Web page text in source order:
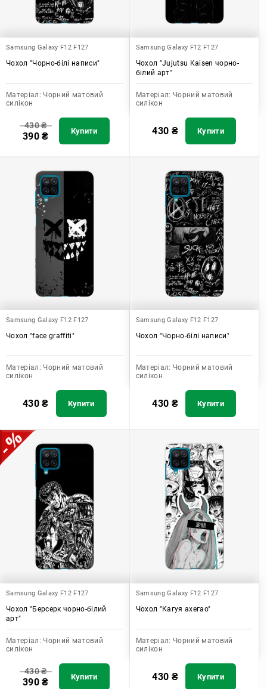
Samsung Galaxy F12 F127
Чохол "Чорно-білі написи"
Матеріал: Чорний матовий
силікон
430₴
390₴ Купити
Samsung Galaxy F12 F127
Чохол "Jujutsu Kaisen чорно-
білий арт"
Матеріал: Чорний матовий
силікон
430 ₴ Купити
Samsung Galaxy F12 F127
Чохол "face graffiti"
Матеріал: Чорний матовий
силікон
430₴ Купити
Samsung Galaxy F12 F127
Чохол "Чорно-білі написи"
Матеріал: Чорний матовий
силікон
430 ₴ Купити
Samsung Galaxy F12 F127
Чохол "Берсерк чорно-білий
арт"
Матеріал: Чорний матовий
силікон
430₴
390₴ Купити
Samsung Galaxy F12 F127
Чохол "Кагуя ахегао"
Матеріал: Чорний матовий
силікон
430 ₴ Купити